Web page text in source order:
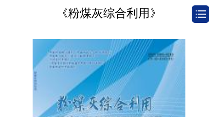
《粉煤灰综合利用》